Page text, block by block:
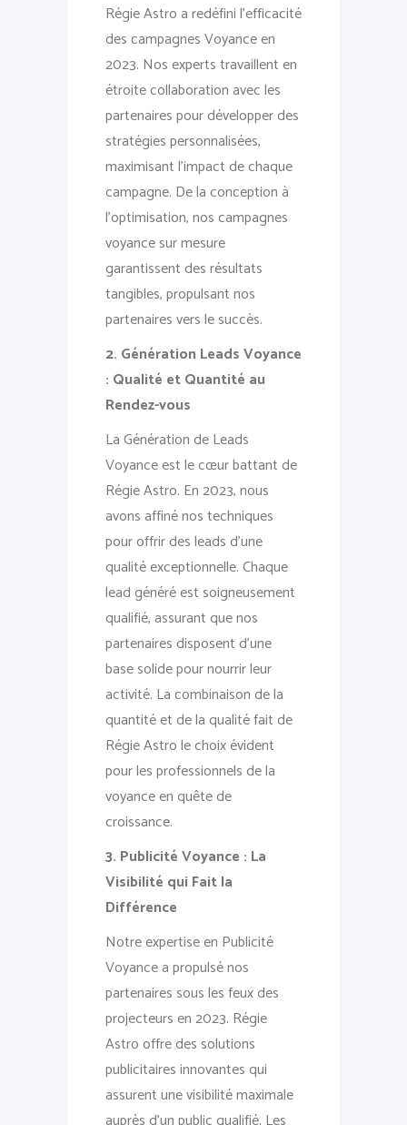
Régie Astro a redéfini l’efficacité
des campagnes Voyance en
2023. Nos experts travaillent en
étroite collaboration avec les
partenaires pour développer des
stratégies personnalisées,
maximisant l’impact de chaque
campagne. De la conception à
l’optimisation, nos campagnes
voyance sur mesure
garantissent des résultats
tangibles, propulsant nos
partenaires vers le succès.
2. Génération Leads Voyance
: Qualité et Quantité au
Rendez-vous
La Génération de Leads
Voyance est le cœur battant de
Régie Astro. En 2023, nous
avons affiné nos techniques
pour offrir des leads d’une
qualité exceptionnelle. Chaque
lead généré est soigneusement
qualifié, assurant que nos
partenaires disposent d’une
base solide pour nourrir leur
activité. La combinaison de la
quantité et de la qualité fait de
Régie Astro le choix évident
pour les professionnels de la
voyance en quête de
croissance.
3. Publicité Voyance : La
Visibilité qui Fait la
Différence
Notre expertise en Publicité
Voyance a propulsé nos
partenaires sous les feux des
projecteurs en 2023. Régie
Astro offre des solutions
publicitaires innovantes qui
assurent une visibilité maximale